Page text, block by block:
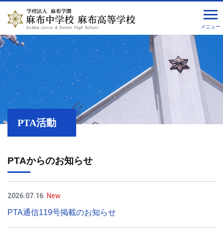
メニュー
PTA活動
PTAからのお知らせ
2026.07.16 New
PTA通信119号掲載のお知らせ